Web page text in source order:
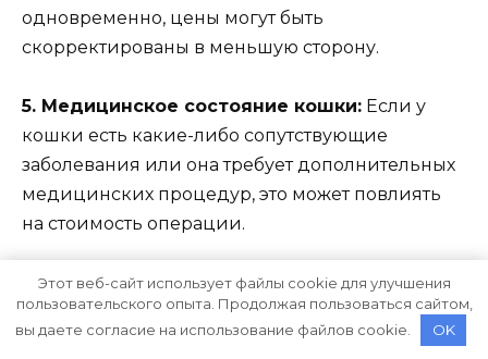
одновременно, цены могут быть
скорректированы в меньшую сторону.
5. Медицинское состояние кошки: Если у
кошки есть какие-либо сопутствующие
заболевания или она требует дополнительных
медицинских процедур, это может повлиять
на стоимость операции.
Учитывая все эти факторы, цены на
стерилизацию кошек могут варьироваться в
зависимости от конкретной клиники.
Этот веб-сайт использует файлы cookie для улучшения
пользовательского опыта. Продолжая пользоваться сайтом,
вы даете согласие на использование файлов cookie.
OK